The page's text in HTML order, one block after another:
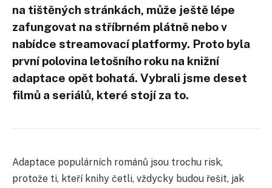
na tištěných stránkách, může ještě lépe
zafungovat na stříbrném plátně nebo v
nabídce streamovací platformy. Proto byla
první polovina letošního roku na knižní
adaptace opět bohatá. Vybrali jsme deset
filmů a seriálů, které stojí za to.
Adaptace populárních románů jsou trochu risk,
protože ti, kteří knihy četli, vždycky budou řešit, jak